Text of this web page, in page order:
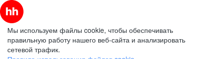
Мы используем файлы cookie, чтобы обеспечивать
правильную работу нашего веб-сайта и анализировать
сетевой трафик.